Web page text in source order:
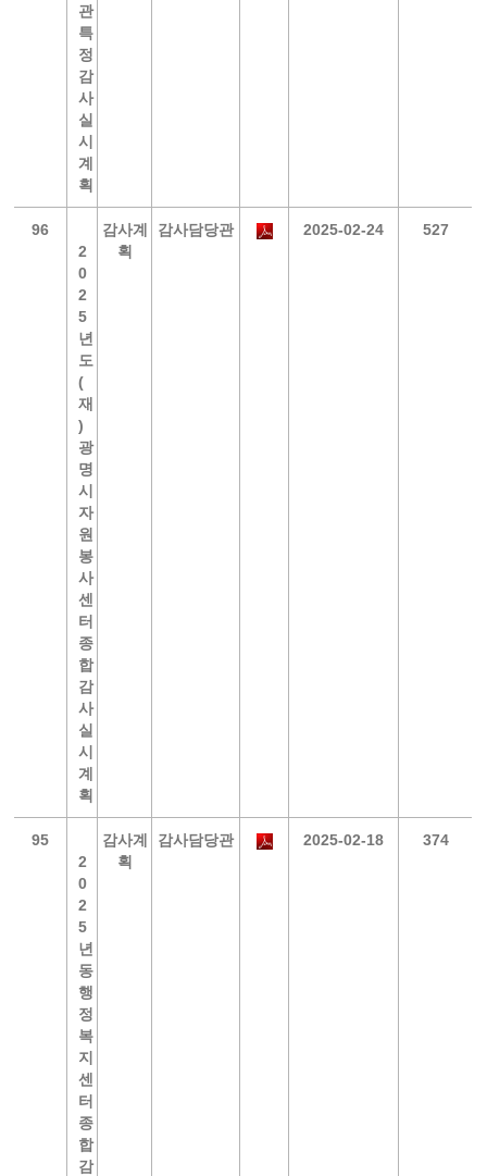
관
특
정
감
사
실
시
계
획
96
2
0
2
5
년
도
(
재
)
광
명
시
자
원
봉
사
센
터
종
합
감
사
실
시
계
획
감사계
획
감사담당관 2025-02-24 527
95
2
0
2
5
년
동
행
정
복
지
센
터
종
합
감
감사계
획
감사담당관 2025-02-18 374